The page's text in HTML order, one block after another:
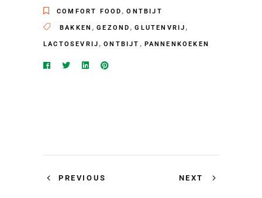
COMFORT FOOD ,ONTBIJT
BAKKEN ,GEZOND ,GLUTENVRIJ ,
LACTOSEVRIJ ,ONTBIJT , PANNENKOEKEN
PREVIOUS NEXT